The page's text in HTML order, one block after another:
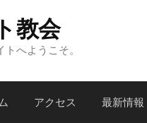
教会
へようこそ。
アクセス 最新情報